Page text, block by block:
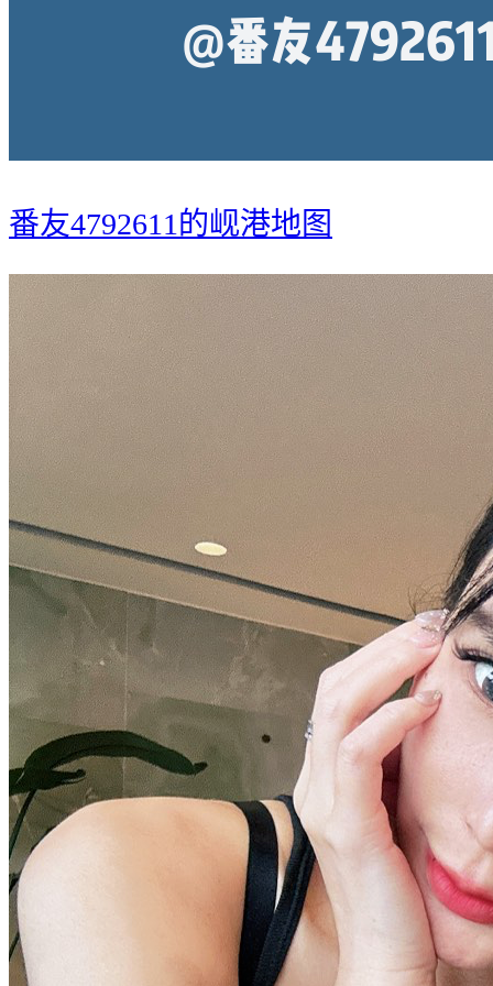
番友4792611的岘港地图